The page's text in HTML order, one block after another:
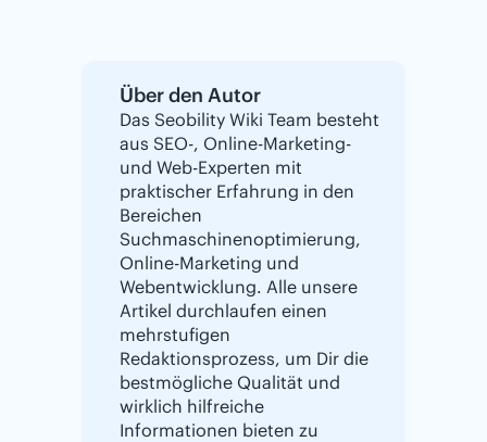
Über den Autor
Das Seobility Wiki Team besteht
aus SEO-, Online-Marketing-
und Web-Experten mit
praktischer Erfahrung in den
Bereichen
Suchmaschinenoptimierung,
Online-Marketing und
Webentwicklung. Alle unsere
Artikel durchlaufen einen
mehrstufigen
Redaktionsprozess, um Dir die
bestmögliche Qualität und
wirklich hilfreiche
Informationen bieten zu